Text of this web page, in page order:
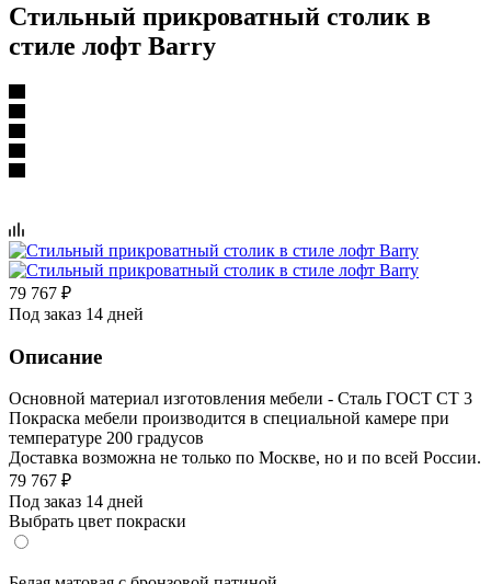
Стильный прикроватный столик в
стиле лофт Barry
79 767 ₽
Под заказ 14 дней
Описание
Основной материал изготовления мебели - Сталь ГОСТ СТ 3
Покраска мебели производится в специальной камере при
температуре 200 градусов
Доставка возможна не только по Москве, но и по всей России.
79 767 ₽
Под заказ 14 дней
Выбрать цвет покраски